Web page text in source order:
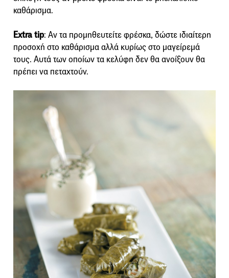
καθάρισμα.
Extra tip: Αν τα προμηθευτείτε φρέσκα, δώστε ιδιαίτερη
προσοχή στο καθάρισμα αλλά κυρίως στο μαγείρεμά
τους. Αυτά των οποίων τα κελύφη δεν θα ανοίξουν θα
πρέπει να πεταχτούν.